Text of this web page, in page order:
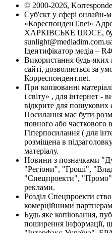
© 2000-2026,
Суб'єкт у сфері онлайн-
«КореспонденТ.net»
ХАРКІВСЬКЕ ШОСЕ,
Ідентифікатор медіа –
Використання будь-яких
сайті, дозволяється за
Корреспондент.net.
При копіюванні
і світу» , для інтернет -
відкрите для пошукових
Посилання має бути
повного або часткового
Гіперпосилання ( для
розміщена в
матеріалу.
Новини з позначками
"Регіони", "Гроші",
"Спецпроекти", "Промо"
реклами.
Розділ Спецпроекти
комерційними
Будь яке копіювання,
поширення інформації,